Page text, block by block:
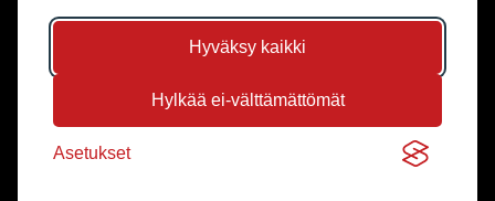
Hyväksy kaikki
Hylkää ei-välttämättömät
Asetukset
Sivun kuvat Saga Sutinen & Jyri Kalliolaakso